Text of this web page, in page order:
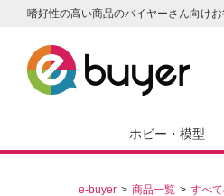
嗜好性の高い商品のバイヤーさん向けお
ホビー・模型
e-buyer 商品一覧 すべ